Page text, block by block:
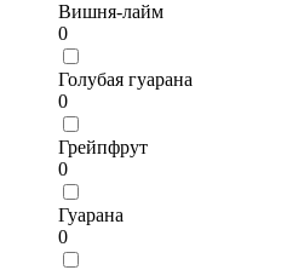
Вишня-лайм
0
Голубая гуарана
0
Грейпфрут
0
Гуарана
0